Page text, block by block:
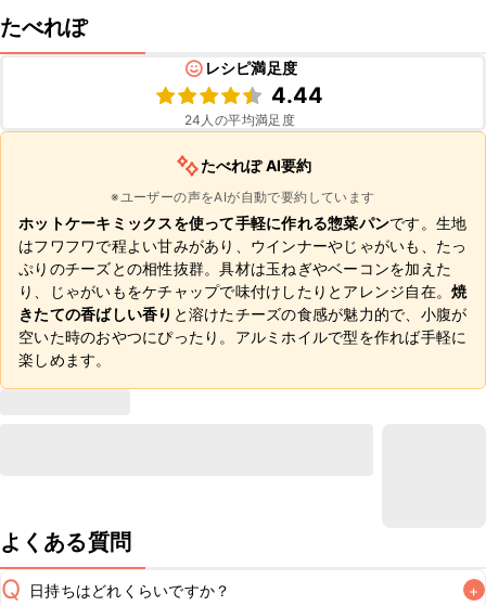
たべれぽ
レシピ満足度
4.44
24 人の平均満足度
たべれぽ AI要約
※ユーザーの声をAIが自動で要約しています
ホットケーキミックスを使って手軽に作れる惣菜パンです。生地
はフワフワで程よい甘みがあり、ウインナーやじゃがいも、たっ
ぷりのチーズとの相性抜群。具材は玉ねぎやベーコンを加えた
り、じゃがいもをケチャップで味付けしたりとアレンジ自在。 焼
きたての香ばしい香り と溶けたチーズの食感が魅力的で、小腹が
空いた時のおやつにぴったり。アルミホイルで型を作れば手軽に
楽しめます。
よくある質問
Q 日持ちはどれくらいですか？ +